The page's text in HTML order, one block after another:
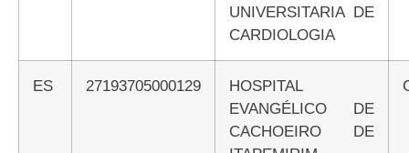
UNIVERSITARIA DE
CARDIOLOGIA
ES 27193705000129
HOSPITAL
EVANGÉLICO DE
CACHOEIRO DE